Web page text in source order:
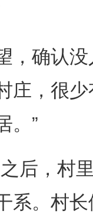
确认没
庄，很
。”
，村里
系。村